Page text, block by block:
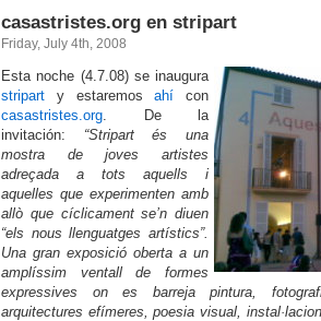
casastristes.org en stripart
Friday, July 4th, 2008
Esta noche (4.7.08) se inaugura
stripart y estaremosahí con
casastristes.org. De la
invitación: “Stripart és una
mostra de joves artistes
adreçada a tots aquells i
aquelles que experimenten amb
allò que cíclicament se’n diuen
“els nous llenguatges artístics”.
Una gran exposició oberta a un
amplíssim ventall de formes
expressives on es barreja pintura,
arquitectures efímeres, poesia visual,